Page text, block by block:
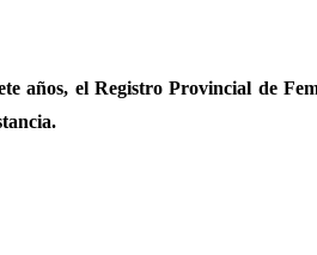
años, el Registro Provincial de